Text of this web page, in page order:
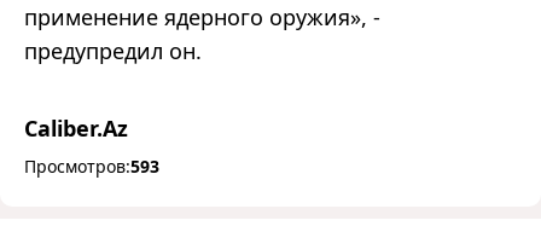
применение ядерного оружия», -
предупредил он.
Caliber.Az
Просмотров:593